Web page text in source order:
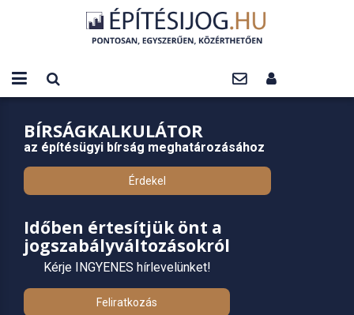
BÍRSÁGKALKULÁTOR
az építésügyi bírság meghatározásához
Érdekel
Időben értesítjük önt a
jogszabályváltozásokról
Kérje INGYENES hírlevelünket!
Feliratkozás